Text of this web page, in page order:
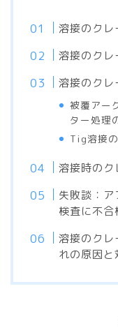
溶接のクレ
溶接のクレ
溶接のク
被覆アー
ター処理
Tig溶接
溶接時の
失敗談：
検査に不合
溶接のクレ
れの原因と